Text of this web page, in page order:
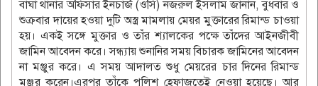
বাঘা থানার অফিসার ইনচার্জ (ওসি) নজরুল ইসলাম জানান, বুধবার ও
শুক্রবার দায়ের হওয়া দুটি অস্ত্র মামলায় মেয়র মুক্তারের রিমান্ড চাওয়া
হয়। একই সঙ্গে মুক্তার ও তাঁর শ্যালকের পক্ষে তাঁদের আইনজীবী
জামিন আবেদন করে। সন্ধ্যায় শুনানির সময় বিচারক জামিনের আবেদন
না মঞ্জুর করে। এ সময় আদালত শুধু মেয়রের চার দিনের রিমান্ড
মঞ্জুর করেন।এরপর তাঁকে পুলিশ হেফাজতেই নেওয়া হয়েছে। আর